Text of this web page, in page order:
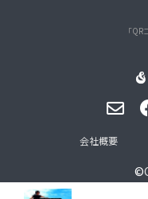
「
©
会社概要